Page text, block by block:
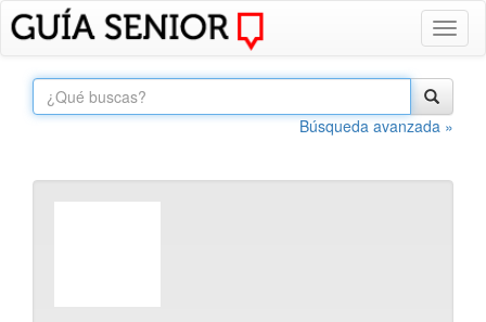
Búsqueda avanzada »